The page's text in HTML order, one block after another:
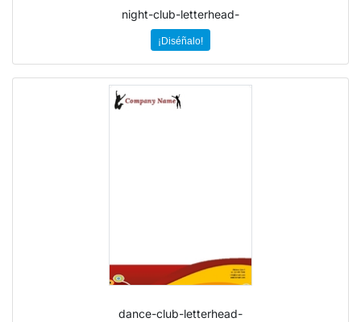
night-club-letterhead-
¡Diséñalo!
dance-club-letterhead-